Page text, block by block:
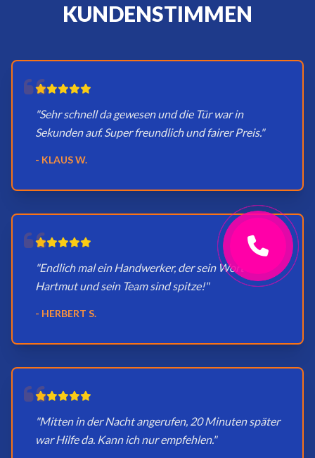
KUNDENSTIMMEN
"Sehr schnell da gewesen und die Tür war in
Sekunden auf. Super freundlich und fairer Preis."
- KLAUS W.
"Endlich mal ein Handwerker, der sein Wort hält.
Hartmut und sein Team sind spitze!"
- HERBERT S.
"Mitten in der Nacht angerufen, 20 Minuten später
war Hilfe da. Kann ich nur empfehlen."